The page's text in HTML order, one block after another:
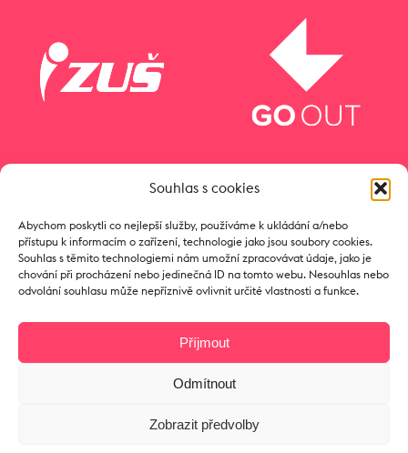
Souhlas s cookies
Abychom poskytli co nejlepší služby, používáme k ukládání a/nebo
přístupu k informacím o zařízení, technologie jako jsou soubory cookies.
Souhlas s těmito technologiemi nám umožní zpracovávat údaje, jako je
chování při procházení nebo jedinečná ID na tomto webu. Nesouhlas nebo
odvolání souhlasu může nepříznivě ovlivnit určité vlastnosti a funkce.
Příjmout
Odmítnout
Zobrazit předvolby